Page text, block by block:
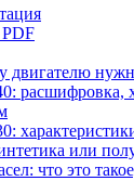
двигателю
расшифровка,
или
что это